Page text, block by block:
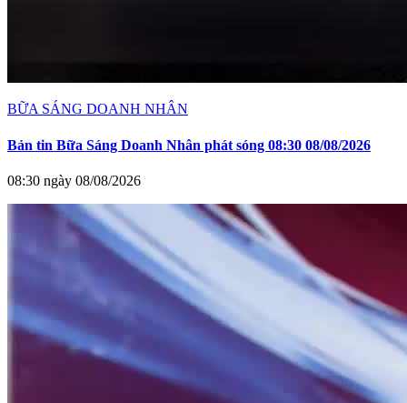
BỮA SÁNG DOANH NHÂN
Bản tin Bữa Sáng Doanh Nhân phát sóng 08:30 08/08/2026
08:30 ngày 08/08/2026